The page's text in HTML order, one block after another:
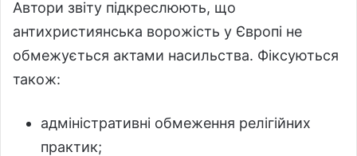
Автори звіту підкреслюють, що
антихристиянська ворожість у Європі не
обмежується актами насильства. Фіксуються
також:
адміністративні обмеження релігійних
практик;